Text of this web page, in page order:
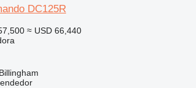
DC125R
≈ USD 66,440